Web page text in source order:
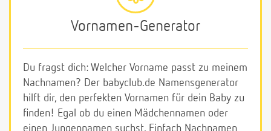
Vornamen-Generator
Du fragst dich: Welcher Vorname passt zu meinem
Nachnamen? Der babyclub.de Namensgenerator
hilft dir, den perfekten Vornamen für dein Baby zu
finden! Egal ob du einen Mädchennamen oder
einen Jungennamen suchst. Einfach Nachnamen